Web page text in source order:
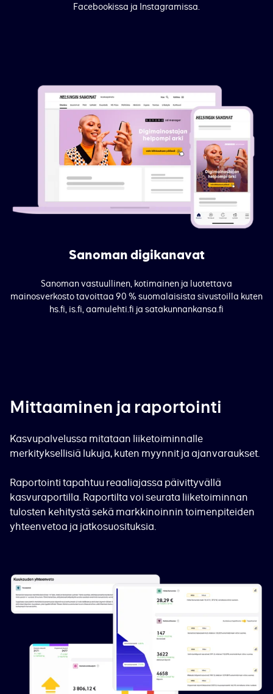
Facebookissa ja Instagramissa.
Sanoman digikanavat
Sanoman vastuullinen, kotimainen ja luotettava
mainosverkosto tavoittaa 90 % suomalaisista sivustoilla kuten
hs.fi, is.fi, aamulehti.fi ja satakunnankansa.fi
Mittaaminen ja raportointi
Kasvupalvelussa mitataan liiketoiminnalle
merkityksellisiä lukuja, kuten myynnit ja ajanvaraukset.
Raportointi tapahtuu reaaliajassa päivittyvällä
kasvuraportilla. Raportilta voi seurata liiketoiminnan
tulosten kehitystä sekä markkinoinnin toimenpiteiden
yhteenvetoa ja jatkosuosituksia.